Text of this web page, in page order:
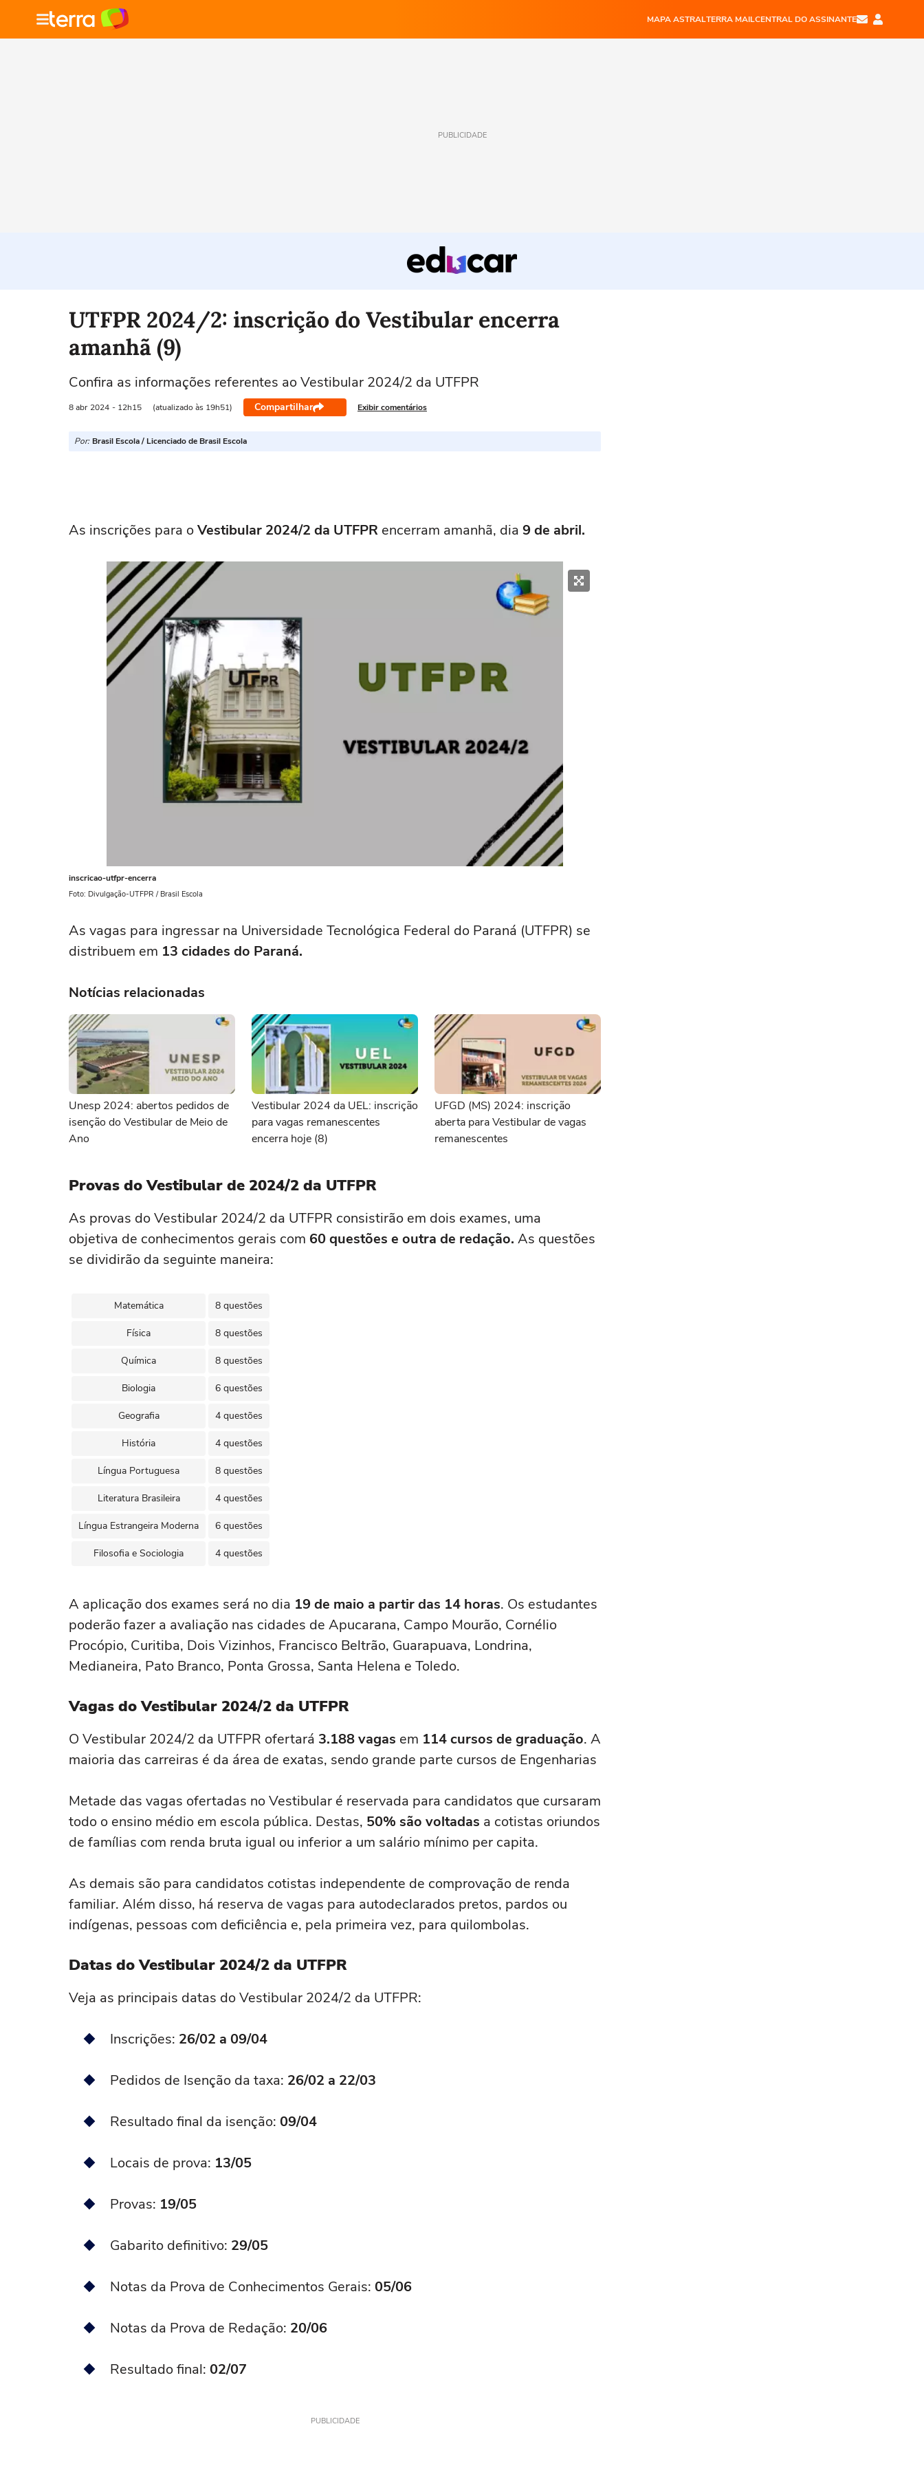
MAPA ASTRALTERRA MAILCENTRAL DO ASSINANTE
PUBLICIDADE
UTFPR 2024/2: inscrição do Vestibular encerra
amanhã (9)
Confira as informações referentes ao Vestibular 2024/2 da UTFPR
8 abr 2024 - 12h15 (atualizado às 19h51) Compartilhar Exibir comentários
Por: Brasil Escola / Licenciado de Brasil Escola
As inscrições para oVestibular 2024/2 da UTFPR encerram amanhã, dia 9 de abril.
inscricao-utfpr-encerra
Foto: Divulgação-UTFPR / Brasil Escola
As vagas para ingressar na Universidade Tecnológica Federal do Paraná (UTFPR) se
distribuem em 13 cidades do Paraná.
Notícias relacionadas
Unesp 2024: abertos pedidos de
isenção do Vestibular de Meio de
Ano
Vestibular 2024 da UEL: inscrição
para vagas remanescentes
encerra hoje (8)
UFGD (MS) 2024: inscrição
aberta para Vestibular de vagas
remanescentes
Provas do Vestibular de 2024/2 da UTFPR
As provas do Vestibular 2024/2 da UTFPR consistirão em dois exames, uma
objetiva de conhecimentos gerais com 60 questões e outra de redação. As questões
se dividirão da seguinte maneira:
Matemática 8 questões
Física 8 questões
Química 8 questões
Biologia 6 questões
Geografia 4 questões
História 4 questões
Língua Portuguesa 8 questões
Literatura Brasileira 4 questões
Língua Estrangeira Moderna 6 questões
Filosofia e Sociologia 4 questões
A aplicação dos exames será no dia 19 de maio a partir das 14 horas. Os estudantes
poderão fazer a avaliação nas cidades de Apucarana, Campo Mourão, Cornélio
Procópio, Curitiba, Dois Vizinhos, Francisco Beltrão, Guarapuava, Londrina,
Medianeira, Pato Branco, Ponta Grossa, Santa Helena e Toledo.
Vagas do Vestibular 2024/2 da UTFPR
O Vestibular 2024/2 da UTFPR ofertará 3.188 vagas em 114 cursos de graduação. A
maioria das carreiras é da área de exatas, sendo grande parte cursos de Engenharias
Metade das vagas ofertadas no Vestibular é reservada para candidatos que cursaram
todo o ensino médio em escola pública. Destas, 50% são voltadas a cotistas oriundos
de famílias com renda bruta igual ou inferior a um salário mínimo per capita.
As demais são para candidatos cotistas independente de comprovação de renda
familiar. Além disso, há reserva de vagas para autodeclarados pretos, pardos ou
indígenas, pessoas com deficiência e, pela primeira vez, para quilombolas.
Datas do Vestibular 2024/2 da UTFPR
Veja as principais datas do Vestibular 2024/2 da UTFPR:
Inscrições: 26/02 a 09/04
Pedidos de Isenção da taxa: 26/02 a 22/03
Resultado final da isenção: 09/04
Locais de prova: 13/05
Provas: 19/05
Gabarito definitivo: 29/05
Notas da Prova de Conhecimentos Gerais: 05/06
Notas da Prova de Redação: 20/06
Resultado final: 02/07
PUBLICIDADE